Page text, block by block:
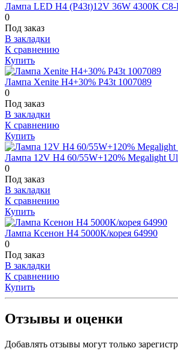
Лампа LED H4 (P43t)12V 36W 4300K
0
Под заказ
В закладки
К сравнению
Купить
Лампа Xenite H4+30% P43t 1007089
0
Под заказ
В закладки
К сравнению
Купить
Лампа 12V H4 60/55W+120% Megalight
0
Под заказ
В закладки
К сравнению
Купить
Лампа Ксенон Н4 5000К/корея 64990
0
Под заказ
В закладки
К сравнению
Купить
Отзывы и оценки
Добавлять отзывы могут только